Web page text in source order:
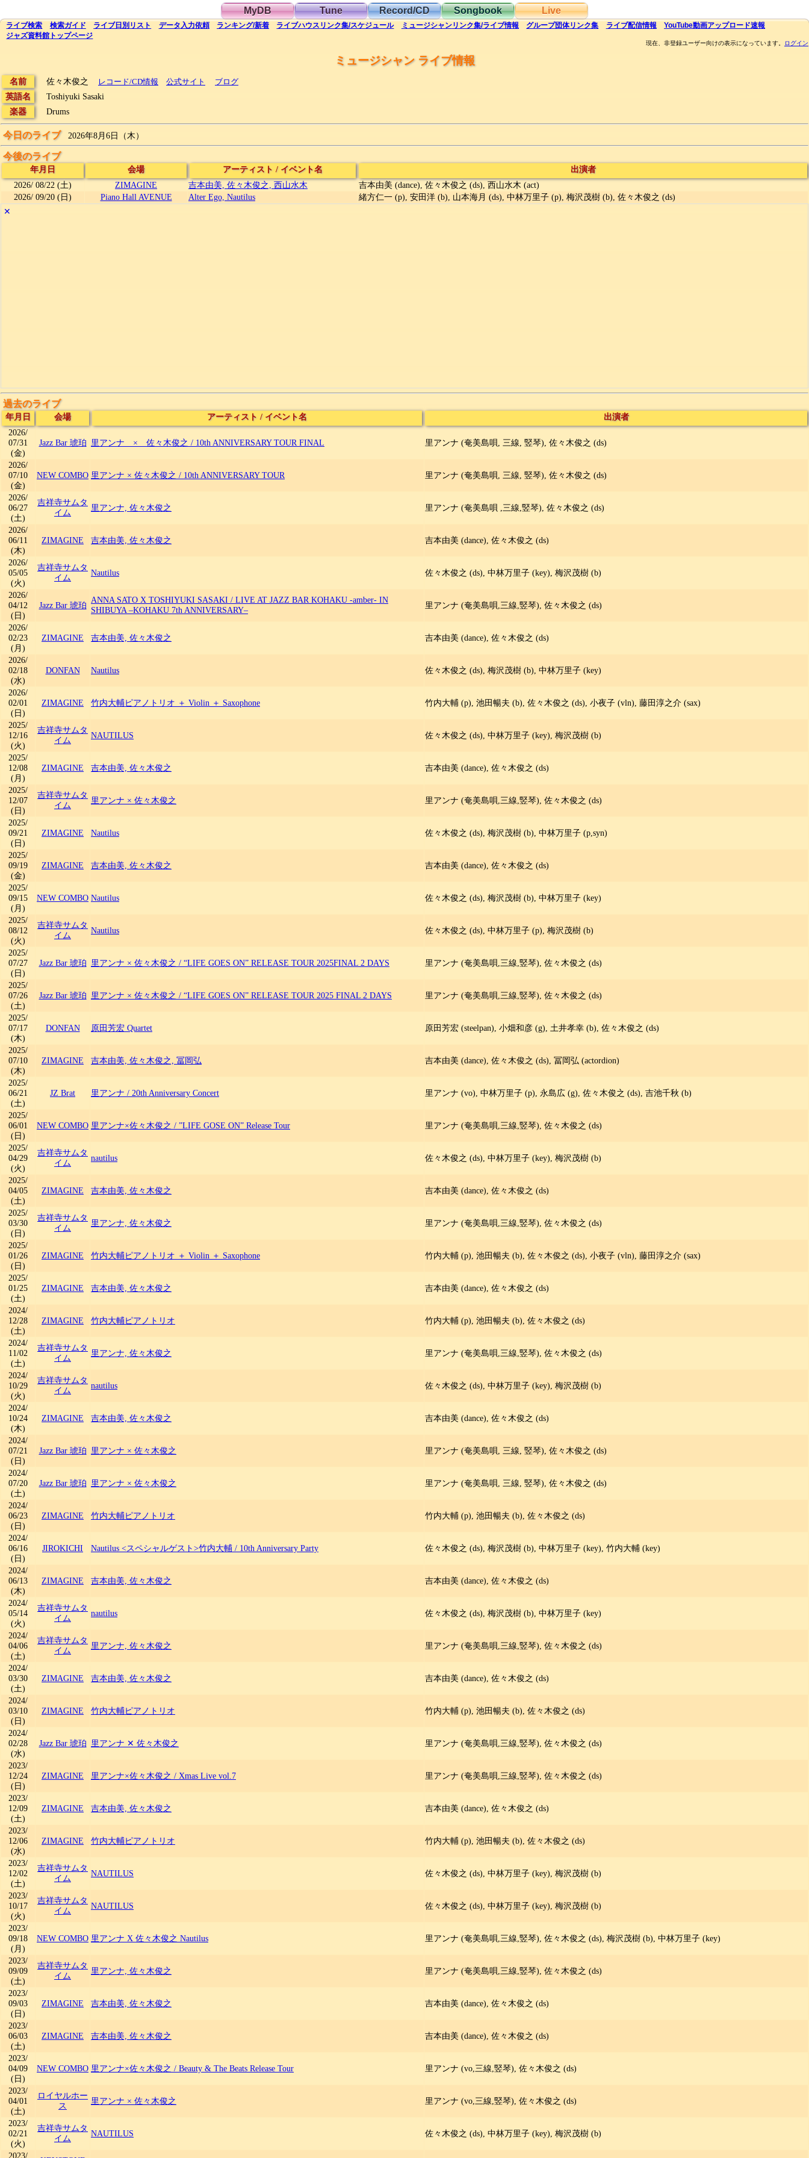
MyDB Tune Record/CD Songbook Live
ライブ検索 検索ガイド ライブ日別 リスト データ入力依頼 ランキング/新着 ライブハウス リンク集/スケジュール ミュージシャンリンク集/ライブ情報 グループ団体リンク集 ライブ配信情報 YouTube動画アップロード速報
ジャズ資料館 トップページ
現在、非登録ユーザー向けの表示になっています。 ログイン
ミュージシャン ライブ情報
名前 佐々木俊之 レコード/CD情報 公式サイト ブログ
英語名
Toshiyuki Sasaki
楽器
Drums
今日のライブ 2026年8月6日（木）
今後のライブ
年月日 会場 アーティスト / イベント名
出演者
2026/ 08/22 (土) ZIMAGINE 吉本由美, 佐々木俊之, 西山水木
吉本由美 (dance), 佐々木俊之 (ds), 西山水木 (act)
2026/ 09/20 (日) Piano Hall AVENUE Alter Ego, Nautilus
緒方仁一 (p), 安田洋 (b), 山本海月 (ds), 中林万里子 (p), 梅沢茂樹 (b), 佐々木俊之 (ds)
✕
過去のライブ
年月日 会場 アーティスト / イベント名
出演者
2026/
07/31
(金)
Jazz Bar 琥珀 里アンナ × 佐々木俊之 / 10th ANNIVERSARY TOUR FINAL 里アンナ (奄美島唄, 三線, 竪琴), 佐々木俊之 (ds)
2026/
07/10
(金)
NEW COMBO 里アンナ × 佐々木俊之 / 10th ANNIVERSARY TOUR 里アンナ (奄美島唄, 三線, 竪琴), 佐々木俊之 (ds)
2026/
06/27
(土)
吉祥寺サムタ
イム
里アンナ, 佐々木俊之 里アンナ (奄美島唄 ,三線,竪琴), 佐々木俊之 (ds)
2026/
06/11
(木)
ZIMAGINE 吉本由美, 佐々木俊之 吉本由美 (dance), 佐々木俊之 (ds)
2026/
05/05
(火)
吉祥寺サムタ
イム
Nautilus 佐々木俊之 (ds), 中林万里子 (key), 梅沢茂樹 (b)
2026/
04/12
(日)
Jazz Bar 琥珀
ANNA SATO X TOSHIYUKI SASAKI / LIVE AT JAZZ BAR KOHAKU -amber- IN
SHIBUYA –KOHAKU 7th ANNIVERSARY–
里アンナ (奄美島唄,三線,竪琴), 佐々木俊之 (ds)
2026/
02/23
(月)
ZIMAGINE 吉本由美, 佐々木俊之 吉本由美 (dance), 佐々木俊之 (ds)
2026/
02/18
(水)
DONFAN Nautilus 佐々木俊之 (ds), 梅沢茂樹 (b), 中林万里子 (key)
2026/
02/01
(日)
ZIMAGINE 竹内大輔ピアノトリオ ＋ Violin ＋ Saxophone 竹内大輔 (p), 池田暢夫 (b), 佐々木俊之 (ds), 小夜子 (vln), 藤田淳之介 (sax)
2025/
12/16
(火)
吉祥寺サムタ
イム
NAUTILUS 佐々木俊之 (ds), 中林万里子 (key), 梅沢茂樹 (b)
2025/
12/08
(月)
ZIMAGINE 吉本由美, 佐々木俊之 吉本由美 (dance), 佐々木俊之 (ds)
2025/
12/07
(日)
吉祥寺サムタ
イム
里アンナ × 佐々木俊之 里アンナ (奄美島唄,三線,竪琴), 佐々木俊之 (ds)
2025/
09/21
(日)
ZIMAGINE Nautilus 佐々木俊之 (ds), 梅沢茂樹 (b), 中林万里子 (p,syn)
2025/
09/19
(金)
ZIMAGINE 吉本由美, 佐々木俊之 吉本由美 (dance), 佐々木俊之 (ds)
2025/
09/15
(月)
NEW COMBO Nautilus 佐々木俊之 (ds), 梅沢茂樹 (b), 中林万里子 (key)
2025/
08/12
(火)
吉祥寺サムタ
イム
Nautilus 佐々木俊之 (ds), 中林万里子 (p), 梅沢茂樹 (b)
2025/
07/27
(日)
Jazz Bar 琥珀 里アンナ × 佐々木俊之 / “LIFE GOES ON” RELEASE TOUR 2025FINAL 2 DAYS 里アンナ (奄美島唄,三線,竪琴), 佐々木俊之 (ds)
2025/
07/26
(土)
Jazz Bar 琥珀 里アンナ × 佐々木俊之 / “LIFE GOES ON” RELEASE TOUR 2025 FINAL 2 DAYS 里アンナ (奄美島唄,三線,竪琴), 佐々木俊之 (ds)
2025/
07/17
(木)
DONFAN 原田芳宏 Quartet 原田芳宏 (steelpan), 小畑和彦 (g), 土井孝幸 (b), 佐々木俊之 (ds)
2025/
07/10
(木)
ZIMAGINE 吉本由美, 佐々木俊之, 冨岡弘 吉本由美 (dance), 佐々木俊之 (ds), 冨岡弘 (actordion)
2025/
06/21
(土)
JZ Brat 里アンナ / 20th Anniversary Concert 里アンナ (vo), 中林万里子 (p), 永島広 (g), 佐々木俊之 (ds), 吉池千秋 (b)
2025/
06/01
(日)
NEW COMBO 里アンナ×佐々木俊之 / ”LIFE GOSE ON” Release Tour 里アンナ (奄美島唄,三線,竪琴), 佐々木俊之 (ds)
2025/
04/29
(火)
吉祥寺サムタ
イム
nautilus 佐々木俊之 (ds), 中林万里子 (key), 梅沢茂樹 (b)
2025/
04/05
(土)
ZIMAGINE 吉本由美, 佐々木俊之 吉本由美 (dance), 佐々木俊之 (ds)
2025/
03/30
(日)
吉祥寺サムタ
イム
里アンナ, 佐々木俊之 里アンナ (奄美島唄,三線,竪琴), 佐々木俊之 (ds)
2025/
01/26
(日)
ZIMAGINE 竹内大輔ピアノトリオ ＋ Violin ＋ Saxophone 竹内大輔 (p), 池田暢夫 (b), 佐々木俊之 (ds), 小夜子 (vln), 藤田淳之介 (sax)
2025/
01/25
(土)
ZIMAGINE 吉本由美, 佐々木俊之 吉本由美 (dance), 佐々木俊之 (ds)
2024/
12/28
(土)
ZIMAGINE 竹内大輔ピアノトリオ 竹内大輔 (p), 池田暢夫 (b), 佐々木俊之 (ds)
2024/
11/02
(土)
吉祥寺サムタ
イム
里アンナ, 佐々木俊之 里アンナ (奄美島唄,三線,竪琴), 佐々木俊之 (ds)
2024/
10/29
(火)
吉祥寺サムタ
イム
nautilus 佐々木俊之 (ds), 中林万里子 (key), 梅沢茂樹 (b)
2024/
10/24
(木)
ZIMAGINE 吉本由美, 佐々木俊之 吉本由美 (dance), 佐々木俊之 (ds)
2024/
07/21
(日)
Jazz Bar 琥珀 里アンナ × 佐々木俊之 里アンナ (奄美島唄, 三線, 竪琴), 佐々木俊之 (ds)
2024/
07/20
(土)
Jazz Bar 琥珀 里アンナ × 佐々木俊之 里アンナ (奄美島唄, 三線, 竪琴), 佐々木俊之 (ds)
2024/
06/23
(日)
ZIMAGINE 竹内大輔ピアノトリオ 竹内大輔 (p), 池田暢夫 (b), 佐々木俊之 (ds)
2024/
06/16
(日)
JIROKICHI Nautilus <スペシャルゲスト>竹内大輔 / 10th Anniversary Party 佐々木俊之 (ds), 梅沢茂樹 (b), 中林万里子 (key), 竹内大輔 (key)
2024/
06/13
(木)
ZIMAGINE 吉本由美, 佐々木俊之 吉本由美 (dance), 佐々木俊之 (ds)
2024/
05/14
(火)
吉祥寺サムタ
イム
nautilus 佐々木俊之 (ds), 梅沢茂樹 (b), 中林万里子 (key)
2024/
04/06
(土)
吉祥寺サムタ
イム
里アンナ, 佐々木俊之 里アンナ (奄美島唄,三線,竪琴), 佐々木俊之 (ds)
2024/
03/30
(土)
ZIMAGINE 吉本由美, 佐々木俊之 吉本由美 (dance), 佐々木俊之 (ds)
2024/
03/10
(日)
ZIMAGINE 竹内大輔ピアノトリオ 竹内大輔 (p), 池田暢夫 (b), 佐々木俊之 (ds)
2024/
02/28
(水)
Jazz Bar 琥珀 里アンナ ✕ 佐々木俊之 里アンナ (奄美島唄,三線,竪琴), 佐々木俊之 (ds)
2023/
12/24
(日)
ZIMAGINE 里アンナ×佐々木俊之 / Xmas Live vol.7 里アンナ (奄美島唄,三線,竪琴), 佐々木俊之 (ds)
2023/
12/09
(土)
ZIMAGINE 吉本由美, 佐々木俊之 吉本由美 (dance), 佐々木俊之 (ds)
2023/
12/06
(水)
ZIMAGINE 竹内大輔ピアノトリオ 竹内大輔 (p), 池田暢夫 (b), 佐々木俊之 (ds)
2023/
12/02
(土)
吉祥寺サムタ
イム
NAUTILUS 佐々木俊之 (ds), 中林万里子 (key), 梅沢茂樹 (b)
2023/
10/17
(火)
吉祥寺サムタ
イム
NAUTILUS 佐々木俊之 (ds), 中林万里子 (key), 梅沢茂樹 (b)
2023/
09/18
(月)
NEW COMBO 里アンナ X 佐々木俊之 Nautilus 里アンナ (奄美島唄,三線,竪琴), 佐々木俊之 (ds), 梅沢茂樹 (b), 中林万里子 (key)
2023/
09/09
(土)
吉祥寺サムタ
イム
里アンナ, 佐々木俊之 里アンナ (奄美島唄,三線,竪琴), 佐々木俊之 (ds)
2023/
09/03
(日)
ZIMAGINE 吉本由美, 佐々木俊之 吉本由美 (dance), 佐々木俊之 (ds)
2023/
06/03
(土)
ZIMAGINE 吉本由美, 佐々木俊之 吉本由美 (dance), 佐々木俊之 (ds)
2023/
04/09
(日)
NEW COMBO 里アンナ×佐々木俊之 / Beauty & The Beats Release Tour 里アンナ (vo,三線,竪琴), 佐々木俊之 (ds)
2023/
04/01
(土)
ロイヤルホー
ス
里アンナ × 佐々木俊之 里アンナ (vo,三線,竪琴), 佐々木俊之 (ds)
2023/
02/21
(火)
吉祥寺サムタ
イム
NAUTILUS 佐々木俊之 (ds), 中林万里子 (key), 梅沢茂樹 (b)
2023/